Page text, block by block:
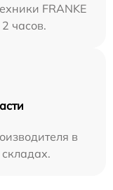
FRANKE
часов.
в